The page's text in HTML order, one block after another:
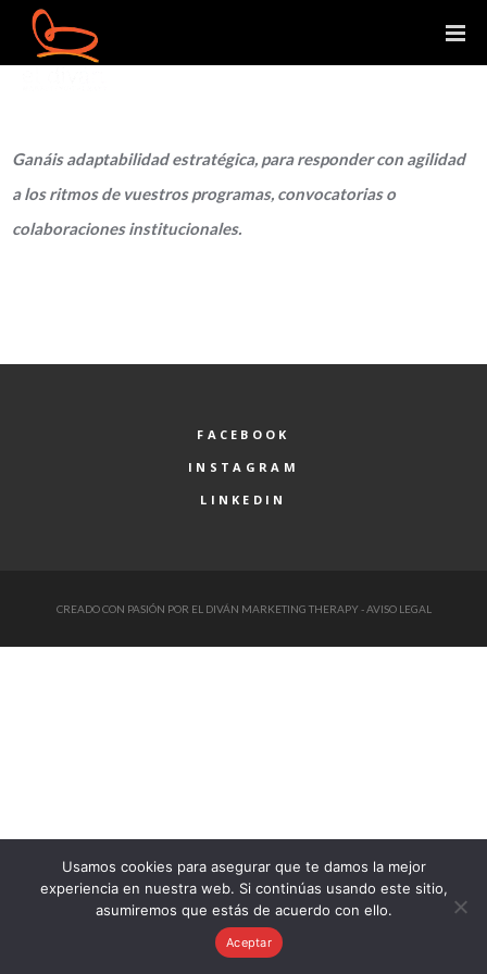
Ganáis adaptabilidad estratégica, para responder con agilidad
a los ritmos de vuestros programas, convocatorias o
colaboraciones institucionales.
FACEBOOK
INSTAGRAM
LINKEDIN
CREADO CON PASIÓN POR EL DIVÁN MARKETING THERAPY-AVISO LEGAL
Usamos cookies para asegurar que te damos la mejor
experiencia en nuestra web. Si continúas usando este sitio,
asumiremos que estás de acuerdo con ello.
Aceptar